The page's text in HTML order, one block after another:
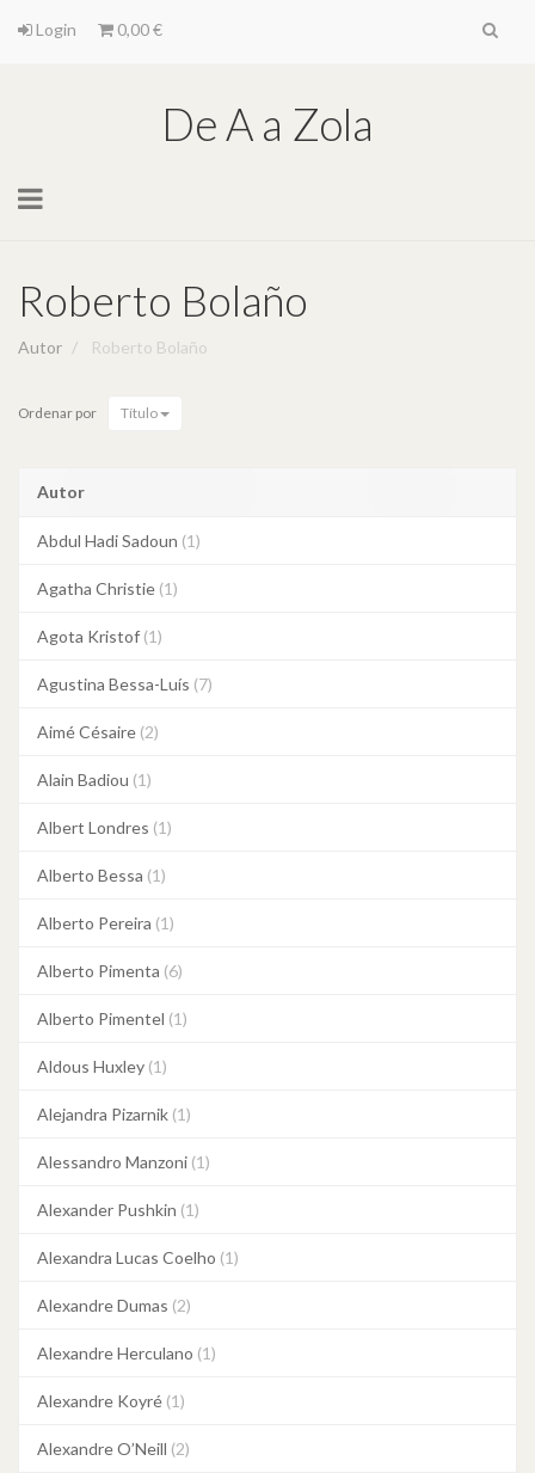
Login 0,00 €
De A a Zola
Toggle
Roberto Bolaño
Autor Roberto Bolaño
Ordenar por Título
Autor
Abdul Hadi Sadoun (1)
Agatha Christie (1)
Agota Kristof (1)
Agustina Bessa-Luís (7)
Aimé Césaire (2)
Alain Badiou (1)
Albert Londres (1)
Alberto Bessa (1)
Alberto Pereira (1)
Alberto Pimenta (6)
Alberto Pimentel (1)
Aldous Huxley (1)
Alejandra Pizarnik (1)
Alessandro Manzoni (1)
Alexander Pushkin (1)
Alexandra Lucas Coelho (1)
Alexandre Dumas (2)
Alexandre Herculano (1)
Alexandre Koyré (1)
Alexandre O’Neill (2)